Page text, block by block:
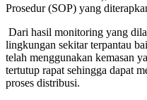
Prosedur (SOP) yang
Dari hasil monitoring yang
lingkungan sekitar terpantau
telah menggunakan kemasan
tertutup rapat sehingga dapat
proses distribusi.